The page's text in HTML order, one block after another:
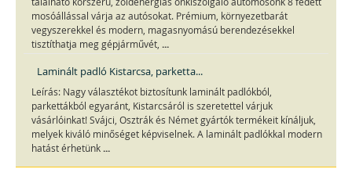
mosóállással várja az autósokat. Prémium, környezetbarát
vegyszerekkel és modern, magasnyomású berendezésekkel
tisztíthatja meg gépjárművét, ...
Laminált padló Kistarcsa, parketta...
Leírás: Nagy választékot biztosítunk laminált padlókból,
parkettákból egyaránt, Kistarcsáról is szeretettel várjuk
vásárlóinkat! Svájci, Osztrák és Német gyártók termékeit kínáljuk,
melyek kiváló minőséget képviselnek. A laminált padlókkal modern
hatást érhetünk ...